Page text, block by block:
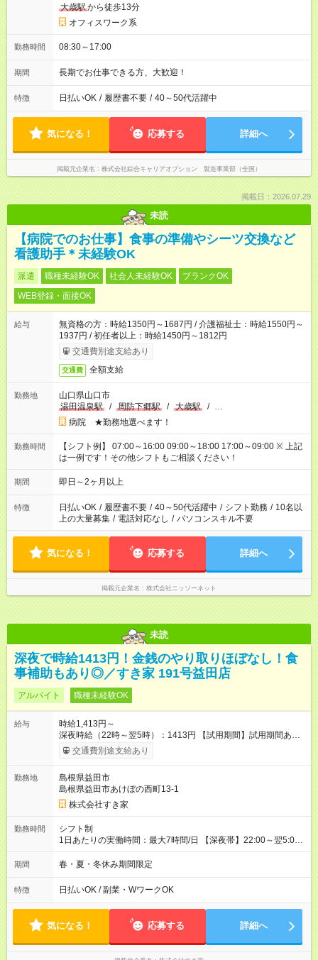
大歳駅から徒歩13分
オフィスワーク系
勤務時間 08:30～17:00
期間 長期でお仕事できる方、大歓迎！
特徴 日払いOK / 履歴書不要 / 40～50代活躍中
気になる！ 応募する 詳細へ
掲載元企業名 株式会社綜合キャリアオプション 製造事業部（全国）
掲載日：2026.07.29
未読
【病院でのお仕事】食事の準備やシーツ交換など
看護助手＊未経験OK
派遣 職種未経験OK 社会人未経験OK
ブランクOK
WEB登録・面接OK
給与
無資格の方：時給1350円～1687円 / 介護福祉士：時給1550円～
1937円 / 初任者以上：時給1450円～1812円
交通費別途支給あり
交通費 全額支給
勤務地
山口県山口市
湯田温泉駅
/ 周防下郷駅 / 大歳駅 / …
病院 ★勤務地選べます！
勤務時間
【シフト例】 07:00～16:00 09:00～18:00 17:00～09:00 ※ 上記
は一例です！その他シフトもご相談ください！
期間 即日～2ヶ月以上
特徴 日払いOK / 履歴書不要 / 40～50代活躍中 / シフト勤務 / 10名以
上の大量募集 / 電話対応なし / パソコンスキル不要
気になる！ 応募する 詳細へ
掲載元企業名 株式会社ニッソーネット
未読
深夜で時給1413円！金銭のやり取りほぼなし！食
事補助もあり◎／すき家 191号益田店
アルバイト 職種未経験OK
給与
時給1,413円～
深夜時給（22時～翌5時）：1413円 【試用期間】試用期間あり
試用期間の長さ：1ヶ月 雇用形態、給与は本採用時と同じです。
試用期間の実態は30日（※条件変更なし）ですが、切り上げで
同時給）
交通費別途支給あり
勤務地
島根県益田市
島根県益田市あけぼの西町13-1
株式会社すき家
勤務時間
シフト制
1日あたりの実働時間：最大7時間/日 【深夜帯】22:00～翌5:00
週2日～・1日2h～OK◎ ※22:00から翌5:00までは18歳以上の方
のみ勤務可能です（18歳未満の深夜業務禁止のため） ★深夜で
す。 必ず、2名以上での勤務を行いますので、安心して働けま
す。
期間 春・夏・冬休み期間限定
特徴 日払いOK / 副業・WワークOK
気になる！ 応募する 詳細へ